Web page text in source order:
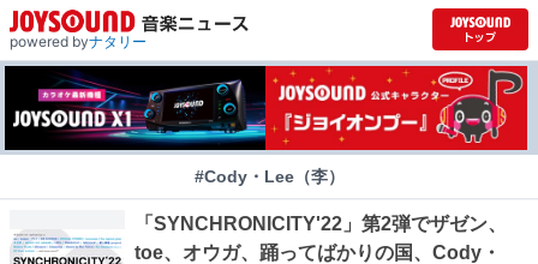
powered byナタリー
#Cody・Lee（李）
「SYNCHRONICITY'22」第2弾でザゼン、
toe、オウガ、踊ってばかりの国、Cody・